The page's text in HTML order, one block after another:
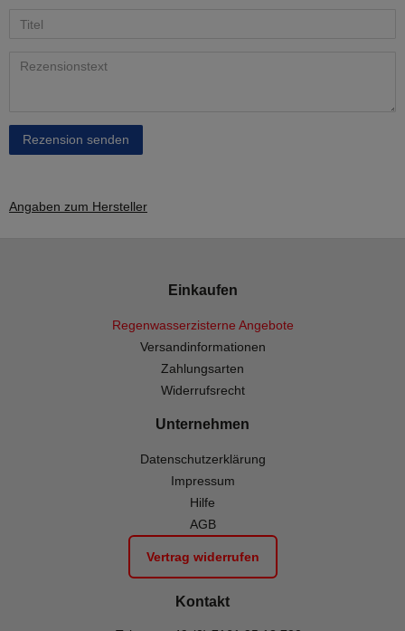
Rezension senden
Angaben zum Hersteller
Einkaufen
Regenwasserzisterne Angebote
Versandinformationen
Zahlungsarten
Widerrufsrecht
Unternehmen
Datenschutzerklärung
Impressum
Hilfe
AGB
Vertrag widerrufen
Kontakt